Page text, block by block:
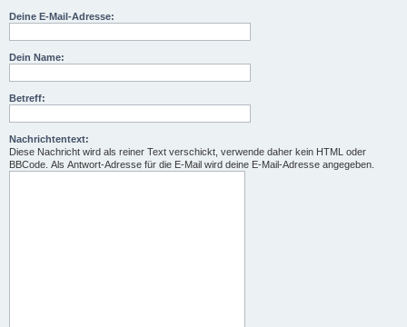
Deine E-Mail-Adresse:
Dein Name:
Betreff:
Nachrichtentext:
Diese Nachricht wird als reiner Text verschickt, verwende daher kein HTML oder
BBCode. Als Antwort-Adresse für die E-Mail wird deine E-Mail-Adresse angegeben.